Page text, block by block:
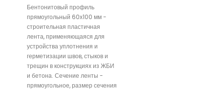
Бентонитовый профиль
прямоугольный 60х100 мм -
строительная пластичная
лента, применяющаяся для
устройства уплотнения и
герметизации швов, стыков и
трещин в конструкциях из ЖБИ
и бетона. Сечение ленты -
прямоугольное, размер сечения